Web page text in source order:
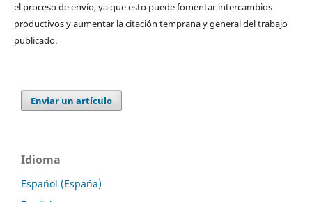
el proceso de envío, ya que esto puede fomentar intercambios
productivos y aumentar la citación temprana y general del trabajo
publicado.
Enviar un artículo
Idioma
Español (España)